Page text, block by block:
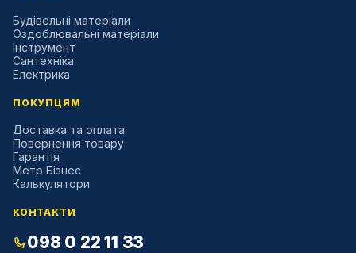
Будівельні матеріали
Оздоблювальні матеріали
Інструмент
Сантехніка
Електрика
ПОКУПЦЯМ
Доставка та оплата
Повернення товару
Гарантія
Метр Бізнес
Калькулятори
КОНТАКТИ
098 0 22 11 33